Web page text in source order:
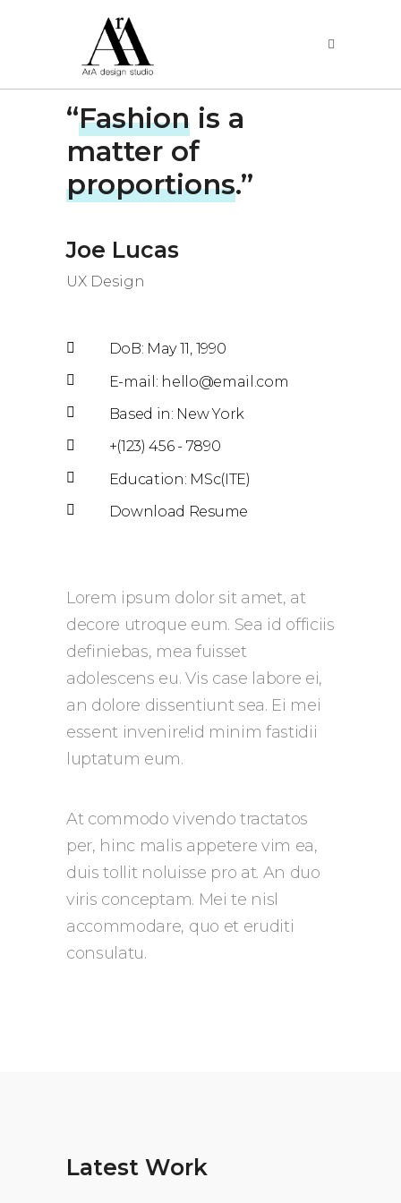
“Fashion is a
matter of
proportions.”
Joe Lucas
UX Design
DoB: May 11, 1990
E-mail: hello@email.com
Based in: New York
+(123) 456 - 7890
Education: MSc(ITE)
Download Resume
Lorem ipsum dolor sit amet, at
decore utroque eum. Sea id officiis
definiebas, mea fuisset
adolescens eu. Vis case labore ei,
an dolore dissentiunt sea. Ei mei
essent invenire!id minim fastidii
luptatum eum.
At commodo vivendo tractatos
per, hinc malis appetere vim ea,
duis tollit noluisse pro at. An duo
viris conceptam. Mei te nisl
accommodare, quo et eruditi
consulatu.
Latest Work